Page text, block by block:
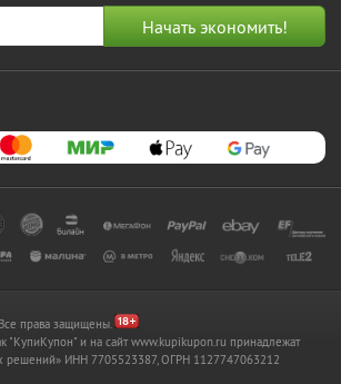
права защищены.
"КупиКупон" и на сайт www.kupikupon.ru принадлежат
решений» ИНН 7705523387, ОГРН 1127747063212